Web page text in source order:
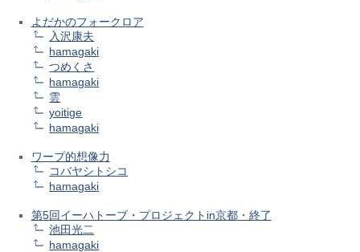
よだかのフォークロア
入沢康夫
hamagaki
つめくさ
hamagaki
雲
yoitige
hamagaki
ワープ的想像力
コバヤシトシコ
hamagaki
第5回イーハトーブ・プロジェクトin京都・終了
池田光二
hamagaki